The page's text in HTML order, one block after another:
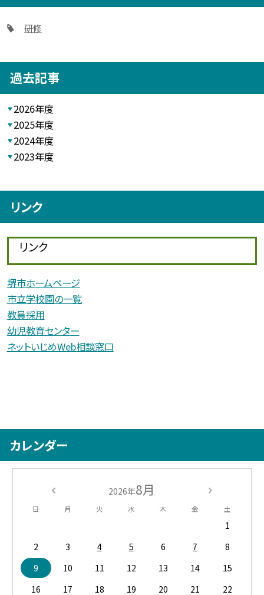
研修
過去記事
2026年度
2025年度
2024年度
2023年度
リンク
リンク
堺市ホームページ
市立学校園の一覧
教員採用
幼児教育センター
ネットいじめWeb相談窓口
カレンダー
2026年8月
日 月 火 水 木 金 土
1
2
3 4 5 6 7
8
9
10 11 12 13 14
15
16
17 18 19 20 21
22